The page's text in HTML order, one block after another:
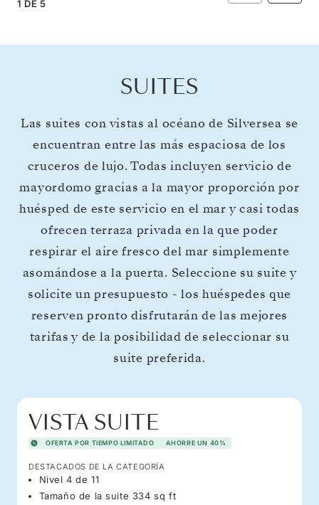
1 DE 5
SUITES
Las suites con vistas al océano de Silversea se
encuentran entre las más espaciosa de los
cruceros de lujo. Todas incluyen servicio de
mayordomo gracias a la mayor proporción por
huésped de este servicio en el mar y casi todas
ofrecen terraza privada en la que poder
respirar el aire fresco del mar simplemente
asomándose a la puerta. Seleccione su suite y
solicite un presupuesto - los huéspedes que
reserven pronto disfrutarán de las mejores
tarifas y de la posibilidad de seleccionar su
suite preferida.
VISTA SUITE
OFERTA POR TIEMPO LIMITADO AHORRE UN 40%
DESTACADOS DE LA CATEGORÍA
Nivel 4 de 11
Tamaño de la suite 334 sq ft